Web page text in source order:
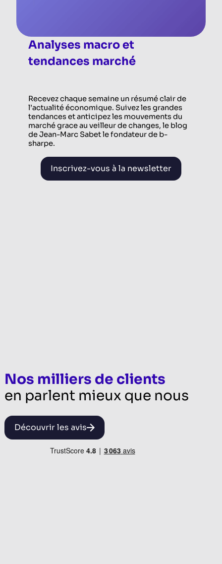
Analyses macro et
tendances marché
Recevez chaque semaine un résumé clair de
l’actualité économique. Suivez les grandes
tendances et anticipez les mouvements du
marché grace au veilleur de changes, le blog
de Jean-Marc Sabet le fondateur de b-
sharpe.
Inscrivez-vous à la newsletter
Nos milliers de clients
en parlent mieux que nous
Découvrir les avis